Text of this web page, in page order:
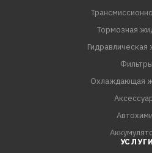
Mitsubishi ATF SP-I / II / III
Тормозная
Гидравлическая
Фильтры
Охлаждающая
УСЛУГИ